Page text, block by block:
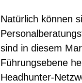
Natürlich können
sind in diesem
Führungsebene
Headhunter-